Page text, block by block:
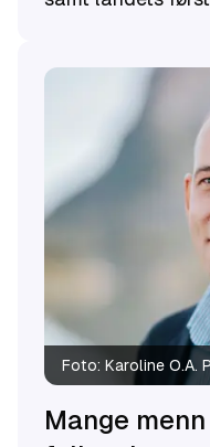
skape et mer
Foto: Karoline O.A.
Mange